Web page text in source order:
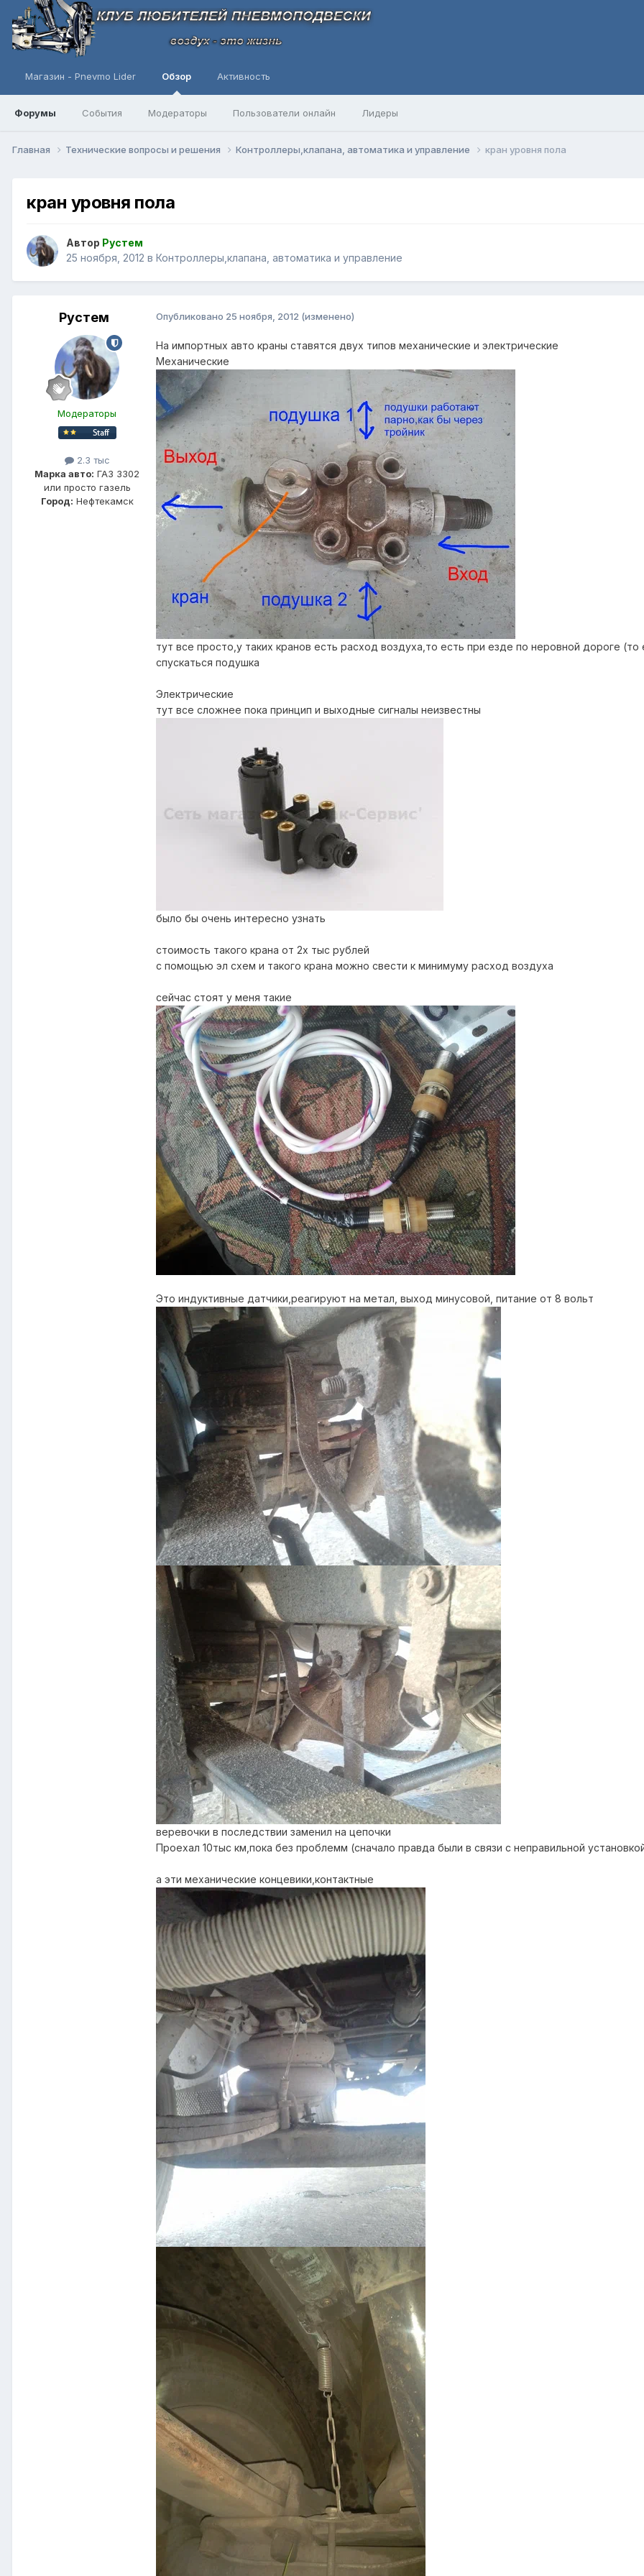
Магазин - Pnevmo Lider Обзор
Форумы События Модераторы Пользователи онлайн Лидеры
Активность
Главная Технические вопросы и решения Контроллеры,клапана, автоматика и управление кран уровня пола
кран уровня пола
Автор Рустем
25 ноября, 2012 в Контроллеры,клапана, автоматика и управление
Рустем
Модераторы
2.3 тыс
Марка авто: ГАЗ 3302
или просто газель
Город: Нефтекамск
Опубликовано 25 ноября, 2012 (изменено)
На импортных авто краны ставятся двух типов механические и электрические
Механические
тут все просто,у таких кранов есть расход воздуха,то есть при езде по неровной дороге
спускаться подушка
Электрические
тут все сложнее пока принцип и выходные сигналы неизвестны
было бы очень интересно узнать
стоимость такого крана от 2х тыс рублей
с помощью эл схем и такого крана можно свести к минимуму расход воздуха
сейчас стоят у меня такие
Это индуктивные датчики,реагируют на метал, выход минусовой, питание от 8 вольт
веревочки в последствии заменил на цепочки
Проехал 10тыс км,пока без проблемм (сначало правда были в связи с неправильной
а эти механические концевики,контактные